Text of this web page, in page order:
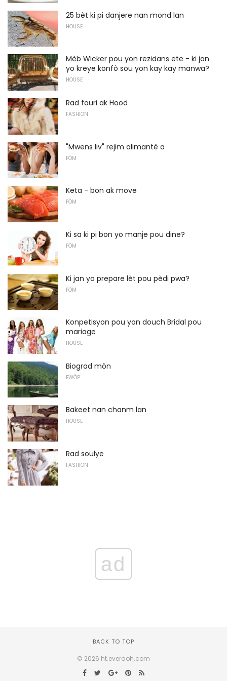
25 bèt ki pi danjere nan mond lan
HOUSE
Mèb Wicker pou yon rezidans ete - ki jan
yo kreye konfò sou yon kay kay manwa?
HOUSE
Rad fouri ak Hood
FASHION
"Mwens liv" rejim alimantè a
FÒM
Keta - bon ak move
FÒM
Ki sa ki pi bon yo manje pou dine?
FÒM
Ki jan yo prepare lèt pou pèdi pwa?
FÒM
Konpetisyon pou yon douch Bridal pou
mariage
HOUSE
Biograd mòn
EWÒP
Bakeet nan chanm lan
HOUSE
Rad soulye
FASHION
ad
BACK TO TOP
© 2026 ht.everaoh.com